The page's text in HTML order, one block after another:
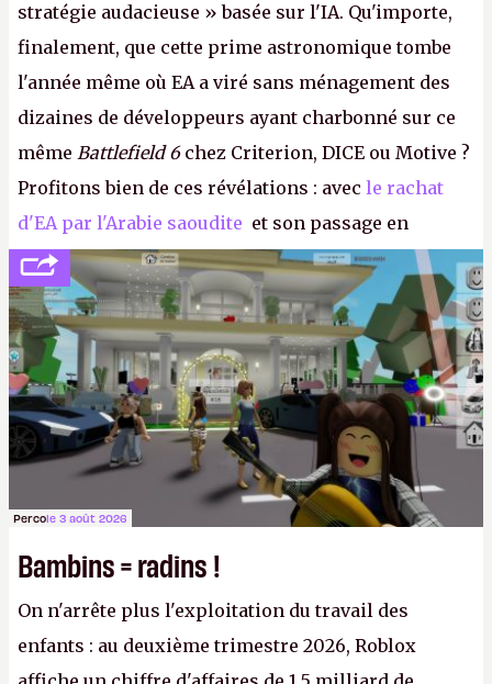
stratégie audacieuse » basée sur l'IA. Qu'importe,
finalement, que cette prime astronomique tombe
l'année même où EA a viré sans ménagement des
dizaines de développeurs ayant charbonné sur ce
même Battlefield 6chez Criterion, DICE ou Motive ?
Profitons bien de ces révélations : avec le rachat
d'EA par l'Arabie saoudite et son passage en
société privée, l'éditeur n'aura bientôt plus
l'obligation de publier ses bilans. Encore une
victoire pour la transparence.P.
Percole 3 août 2026
Bambins = radins !
On n'arrête plus l'exploitation du travail des
enfants : au deuxième trimestre 2026, Roblox